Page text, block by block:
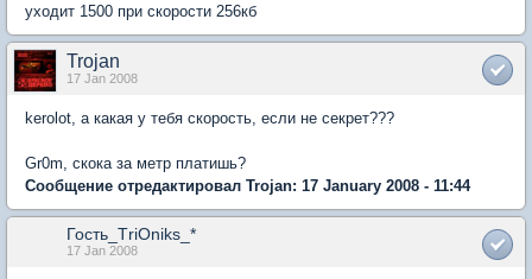
уходит 1500 при скорости 256кб
Trojan
17 Jan 2008
kerolot, а какая у тебя скорость, если не секрет???
Gr0m, скока за метр платишь?
Сообщение отредактировал Trojan: 17 January 2008 - 11:44
Гость_ТriOniks_*
17 Jan 2008